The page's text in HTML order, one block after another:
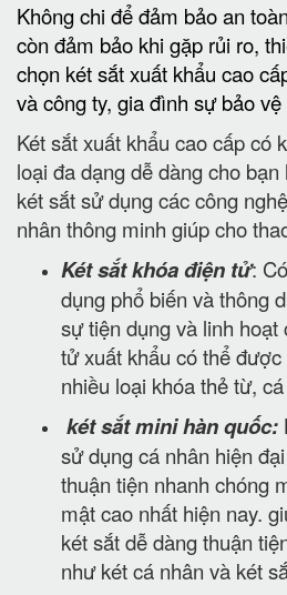
Không chi để đảm bảo an
còn đảm bảo khi gặp rủi ro,
chọn két sắt xuất khẩu cao
và công ty, gia đình sự bảo
Két sắt xuất khẩu cao cấp có
loại đa dạng dễ dàng cho
két sắt sử dụng các công
nhân thông minh giúp cho
Két sắt khóa điện tử:
dụng phổ biến và thông
sự tiện dụng và linh hoạt
tử xuất khẩu có thể
nhiều loại khóa thẻ từ,
két sắt mini hàn quốc:
sử dụng cá nhân hiện
thuận tiện nhanh chóng
mật cao nhất hiện nay.
két sắt dễ dàng thuận
như két cá nhân và két